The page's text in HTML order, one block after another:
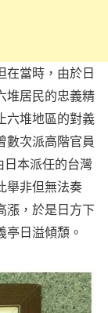
在當時，由於日
堆居民的忠義精
六堆地區的對義
數次派高階官員
日本派任的台灣
舉非但無法奏
漲，於是日方下
亭日溢傾頹。